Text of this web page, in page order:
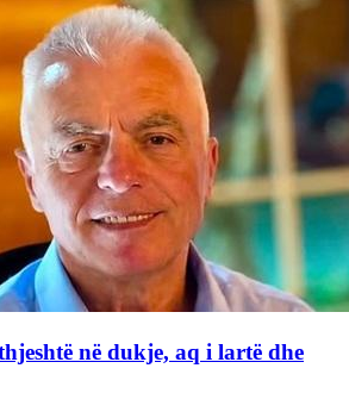
në dukje, aq i lartë dhe